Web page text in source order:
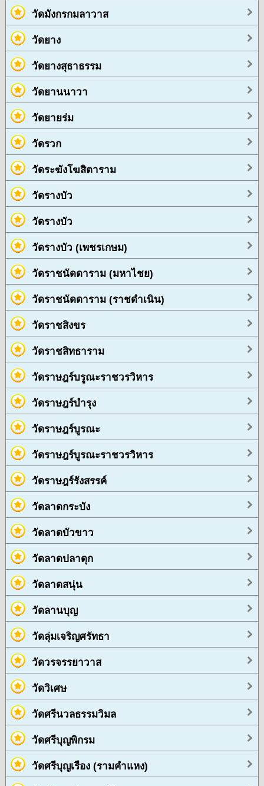
วัดมังกรกมลาวาส
วัดยาง
วัดยางสุธาธรรม
วัดยานนาวา
วัดยายร่ม
วัดรวก
วัดระฆังโฆสิตาราม
วัดรางบัว
วัดรางบัว
วัดรางบัว (เพชรเกษม)
วัดราชนัดดาราม (มหาไชย)
วัดราชนัดดาราม (ราชดำเนิน)
วัดราชสิงขร
วัดราชสิทธาราม
วัดราษฎร์บรูณะราชวรวิหาร
วัดราษฎร์บำรุง
วัดราษฎร์บูรณะ
วัดราษฎร์บูรณะราชวรวิหาร
วัดราษฎร์รังสรรค์
วัดลาดกระบัง
วัดลาดบัวขาว
วัดลาดปลาดุก
วัดลาดสนุ่น
วัดลานบุญ
วัดลุ่มเจริญศรัทธา
วัดวรจรรยาวาส
วัดวิเศษ
วัดศรีนวลธรรมวิมล
วัดศรีบุญพิกรม
วัดศรีบุญเรือง (รามคำแหง)